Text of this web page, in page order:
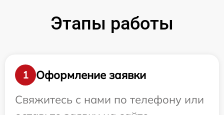
Этапы работы
1
Оформление заявки
Свяжитесь с нами по телефону или